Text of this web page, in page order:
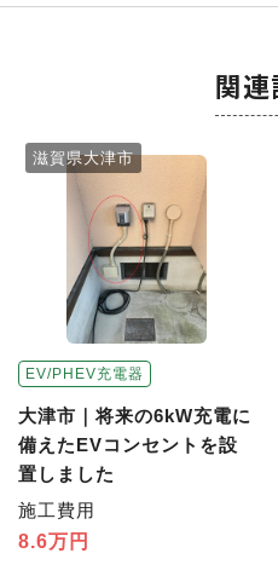
関
EV/PHEV充電器
滋賀県大津市
大津市｜将来の6kW充電に
備えたEVコンセントを設
置しました
施工費用
8.6万円